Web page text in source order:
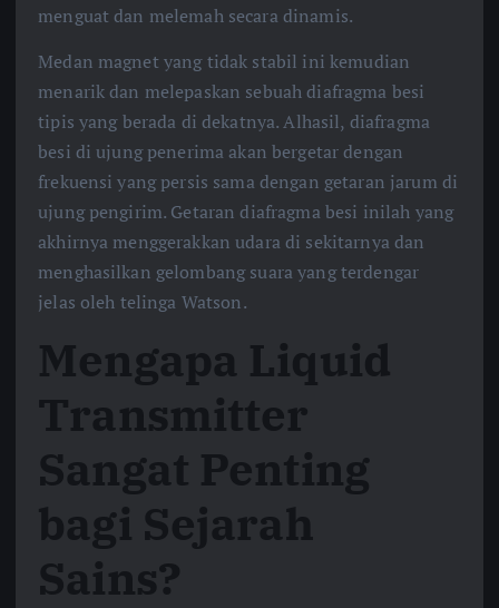
menguat dan melemah secara dinamis.
Medan magnet yang tidak stabil ini kemudian
menarik dan melepaskan sebuah diafragma besi
tipis yang berada di dekatnya. Alhasil, diafragma
besi di ujung penerima akan bergetar dengan
frekuensi yang persis sama dengan getaran jarum di
ujung pengirim. Getaran diafragma besi inilah yang
akhirnya menggerakkan udara di sekitarnya dan
menghasilkan gelombang suara yang terdengar
jelas oleh telinga Watson.
Mengapa Liquid
Transmitter
Sangat Penting
bagi Sejarah
Sains?